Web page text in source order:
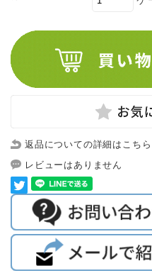
返品についての詳細はこちら
レビューはありません